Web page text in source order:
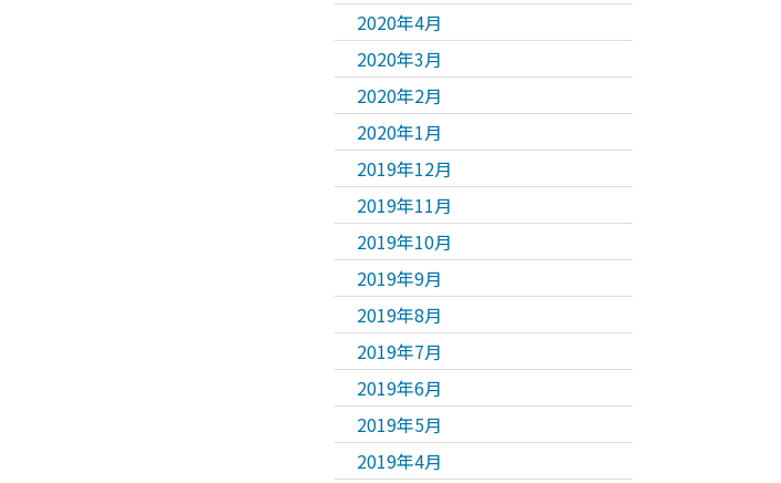
2020年4月
2020年3月
2020年2月
2020年1月
2019年12月
2019年11月
2019年10月
2019年9月
2019年8月
2019年7月
2019年6月
2019年5月
2019年4月